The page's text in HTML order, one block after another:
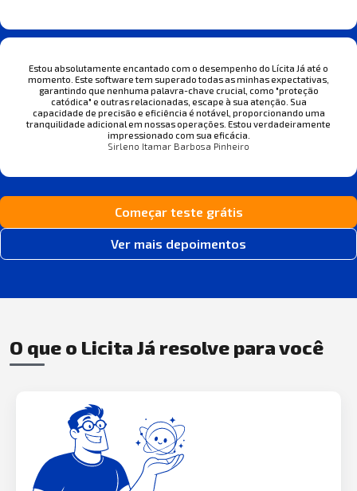
Estou absolutamente encantado com o desempenho do Lícita Já até o
momento. Este software tem superado todas as minhas expectativas,
garantindo que nenhuma palavra-chave crucial, como "proteção
catódica" e outras relacionadas, escape à sua atenção. Sua
capacidade de precisão e eficiência é notável, proporcionando uma
tranquilidade adicional em nossas operações. Estou verdadeiramente
impressionado com sua eficácia.
Sirleno Itamar Barbosa Pinheiro
Começar teste grátis
Ver mais depoimentos
O que o Licita Já resolve para você